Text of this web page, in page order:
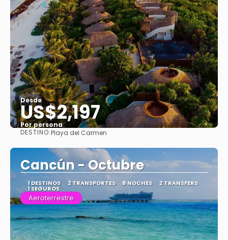
Desde
US$2,197
Por persona
DESTINO:Playa del Carmen
Cancún - Octubre
1 DESTINOS 2 TRANSPORTES 8 NOCHES 2 TRANSFERS
1 SEGUROS
Aeroterrestre